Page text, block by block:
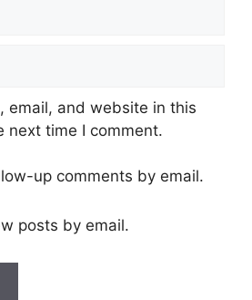
email, and website in this
next time I comment.
up comments by email.
posts by email.